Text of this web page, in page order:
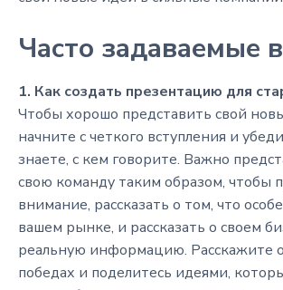
Часто задаваемые
1. Как создать презентацию для
Чтобы хорошо представить свой
начните с четкого вступления и
знаете, с кем говорите. Важно
свою команду таким образом, чтобы
внимание, рассказать о том, что
вашем рынке, и рассказать о своем
реальную информацию. Расскажите
победах и поделитесь идеями,